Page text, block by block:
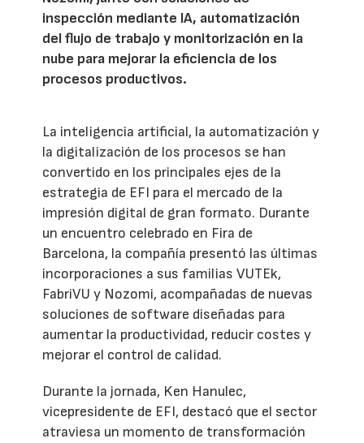
inspección mediante IA, automatización
del flujo de trabajo y monitorización en la
nube para mejorar la eficiencia de los
procesos productivos.
La inteligencia artificial, la automatización y
la digitalización de los procesos se han
convertido en los principales ejes de la
estrategia de EFI para el mercado de la
impresión digital de gran formato. Durante
un encuentro celebrado en Fira de
Barcelona, la compañía presentó las últimas
incorporaciones a sus familias VUTEk,
FabriVU y Nozomi, acompañadas de nuevas
soluciones de software diseñadas para
aumentar la productividad, reducir costes y
mejorar el control de calidad.
Durante la jornada, Ken Hanulec,
vicepresidente de EFI, destacó que el sector
atraviesa un momento de transformación